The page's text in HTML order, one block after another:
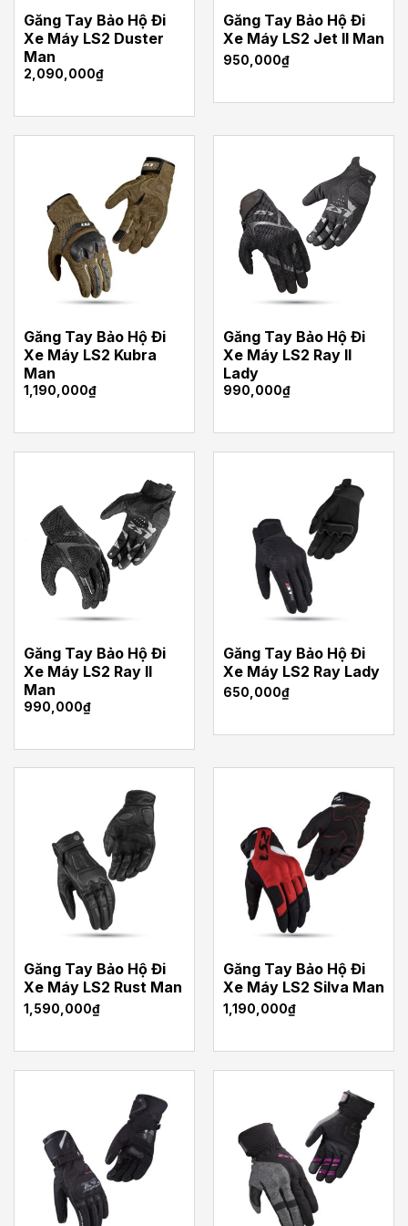
Găng Tay Bảo Hộ Đi
Xe Máy LS2 Duster
Man
2,090,000₫
Găng Tay Bảo Hộ Đi
Xe Máy LS2 Jet II Man
950,000₫
Găng Tay Bảo Hộ Đi
Xe Máy LS2 Kubra
Man
1,190,000₫
Găng Tay Bảo Hộ Đi
Xe Máy LS2 Ray II
Lady
990,000₫
Găng Tay Bảo Hộ Đi
Xe Máy LS2 Ray II
Man
990,000₫
Găng Tay Bảo Hộ Đi
Xe Máy LS2 Ray Lady
650,000₫
Găng Tay Bảo Hộ Đi
Xe Máy LS2 Rust Man
1,590,000₫
Găng Tay Bảo Hộ Đi
Xe Máy LS2 Silva Man
1,190,000₫